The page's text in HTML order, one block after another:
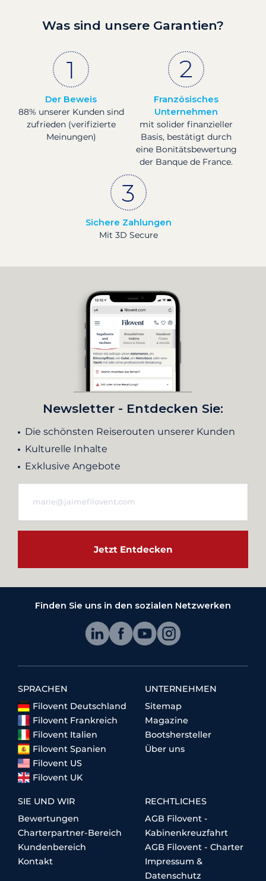
Was sind unsere Garantien?
Der Beweis
88% unserer Kunden sind
zufrieden (verifizierte
Meinungen)
Französisches
Unternehmen
mit solider finanzieller
Basis, bestätigt durch
eine Bonitätsbewertung
der Banque de France.
Sichere Zahlungen
Mit 3D Secure
Newsletter - Entdecken Sie:
Die schönsten Reiserouten unserer Kunden
Kulturelle Inhalte
Exklusive Angebote
Jetzt Entdecken
Finden Sie uns in den sozialen Netzwerken
SPRACHEN
Filovent Deutschland
Filovent Frankreich
Filovent Italien
Filovent Spanien
Filovent US
Filovent UK
UNTERNEHMEN
Sitemap
Magazine
Bootshersteller
Über uns
SIE UND WIR
Bewertungen
Charterpartner-Bereich
Kundenbereich
Kontakt
RECHTLICHES
AGB Filovent -
Kabinenkreuzfahrt
AGB Filovent - Charter
Impressum &
Datenschutz